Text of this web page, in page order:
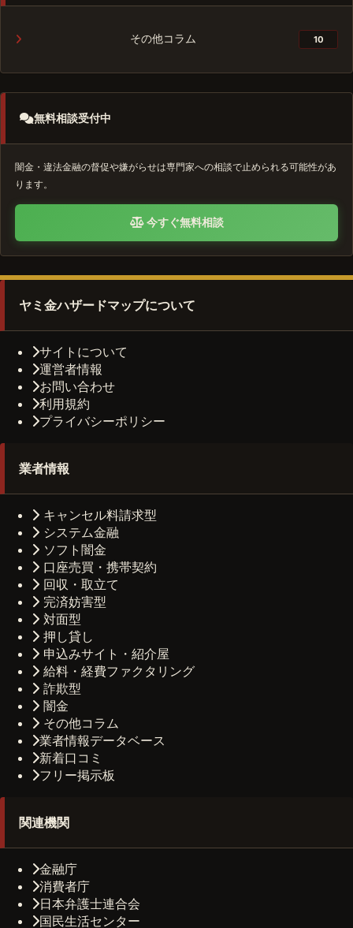
その他コラム 10
無料相談受付中
闇金・違法金融の督促や嫌がらせは専門家への相談で止められる可能性があ
ります。
今すぐ無料相談
ヤミ金ハザードマップについて
サイトについて
運営者情報
お問い合わせ
利用規約
プライバシーポリシー
業者情報
キャンセル料請求型
システム金融
ソフト闇金
口座売買・携帯契約
回収・取立て
完済妨害型
対面型
押し貸し
申込みサイト・紹介屋
給料・経費ファクタリング
詐欺型
闇金
その他コラム
業者情報データベース
新着口コミ
フリー掲示板
関連機関
金融庁
消費者庁
日本弁護士連合会
国民生活センター